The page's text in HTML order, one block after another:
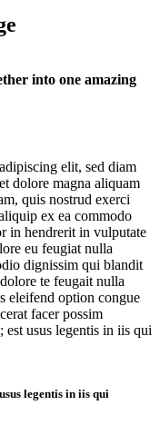
into one amazing
elit, sed diam
dolore magna aliquam
quis nostrud exerci
ex ea commodo
in hendrerit in vulputate
eu feugiat nulla
dignissim qui blandit
te feugait nulla
eleifend option congue
facer possim
est usus legentis in iis qui
legentis in iis qui